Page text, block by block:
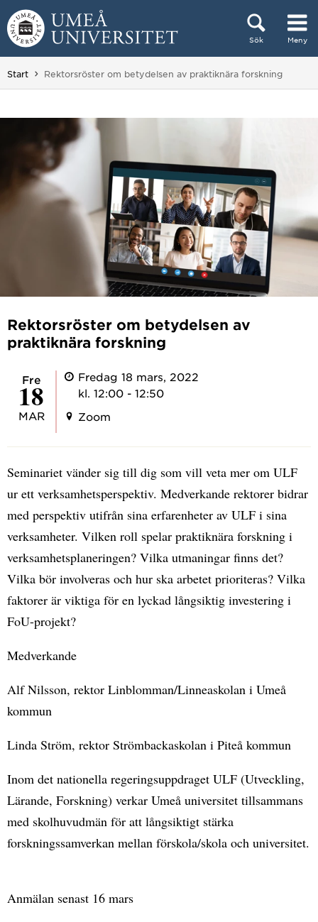
Hoppa direkt till innehållet
Sök Meny
Huvudmenyn dold.
Start Du är här:
Rektorsröster om betydelsen av praktiknära forskning
Rektorsröster om betydelsen av
praktiknära forskning
fre
18
MAR
Fredag 18 mars, 2022
kl. 12:00 - 12:50
Zoom
Seminariet vänder sig till dig som vill veta mer om ULF
ur ett verksamhetsperspektiv. Medverkande rektorer bidrar
med perspektiv utifrån sina erfarenheter av ULF i sina
verksamheter. Vilken roll spelar praktiknära forskning i
verksamhetsplaneringen? Vilka utmaningar finns det?
Vilka bör involveras och hur ska arbetet prioriteras? Vilka
faktorer är viktiga för en lyckad långsiktig investering i
FoU-projekt?
Medverkande
Alf Nilsson, rektor Linblomman/Linneaskolan i Umeå
kommun
Linda Ström, rektor Strömbackaskolan i Piteå kommun
Inom det nationella regeringsuppdraget ULF (Utveckling,
Lärande, Forskning) verkar Umeå universitet tillsammans
med skolhuvudmän för att långsiktigt stärka
forskningssamverkan mellan förskola/skola och universitet.
Anmälan senast 16 mars